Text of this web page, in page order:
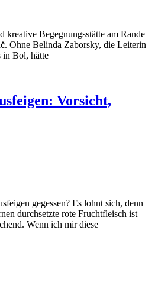
kreative Begegnungsstätte am Rande
Ohne Belinda Zaborsky, die Leiterin
in Bol, hätte
Vorsicht,
gegessen? Es lohnt sich, denn
durchsetzte rote Fruchtfleisch ist
Wenn ich mir diese